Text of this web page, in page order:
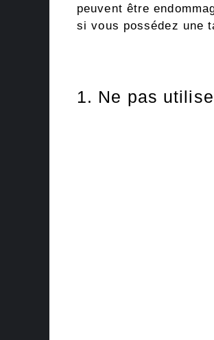
peuvent être
si vous possédez une
1. Ne pas